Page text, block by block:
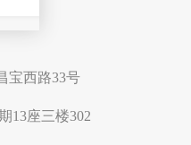
宝西路33号
13座三楼302